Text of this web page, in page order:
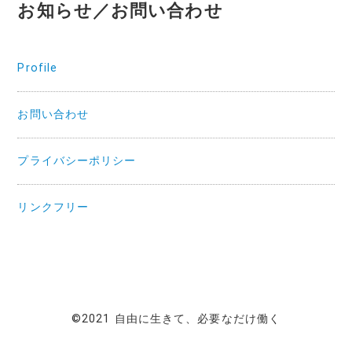
お知らせ／お問い合わせ
Profile
お問い合わせ
プライバシーポリシー
リンクフリー
©2021 自由に生きて、必要なだけ働く